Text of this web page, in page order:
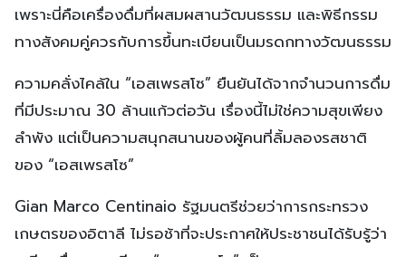
เพราะนี่คือเครื่องดื่มที่ผสมผสานวัฒนธรรม และพิธีกรรม
ทางสังคมคู่ควรกับการขึ้นทะเบียนเป็นมรดกทางวัฒนธรรม
ความคลั่งไคล้ใน “เอสเพรสโซ” ยืนยันได้จากจำนวนการดื่ม
ที่มีประมาณ 30 ล้านแก้วต่อวัน เรื่องนี้ไม่ใช่ความสุขเพียง
ลำพัง แต่เป็นความสนุกสนานของผู้คนที่ลิ้มลองรสชาติ
ของ “เอสเพรสโซ”
Gian Marco Centinaio รัฐมนตรีช่วยว่าการกระทรวง
เกษตรของอิตาลี ไม่รอช้าที่จะประกาศให้ประชาชนได้รับรู้ว่า